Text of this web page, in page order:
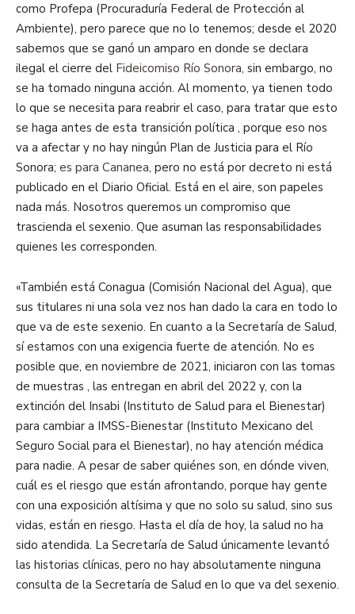
como Profepa (Procuraduría Federal de Protección al
Ambiente), pero parece que no lo tenemos; desde el 2020
sabemos que se ganó un amparo en donde se declara
ilegal el cierre del Fideicomiso Río Sonora, sin embargo, no
se ha tomado ninguna acción. Al momento, ya tienen todo
lo que se necesita para reabrir el caso, para tratar que esto
se haga antes de esta transición política , porque eso nos
va a afectar y no hay ningún Plan de Justicia para el Río
Sonora; es para Cananea, pero no está por decreto ni está
publicado en el Diario Oficial. Está en el aire, son papeles
nada más. Nosotros queremos un compromiso que
trascienda el sexenio. Que asuman las responsabilidades
quienes les corresponden.
«También está Conagua (Comisión Nacional del Agua), que
sus titulares ni una sola vez nos han dado la cara en todo lo
que va de este sexenio. En cuanto a la Secretaría de Salud,
sí estamos con una exigencia fuerte de atención. No es
posible que, en noviembre de 2021, iniciaron con las tomas
de muestras , las entregan en abril del 2022 y, con la
extinción del Insabi (Instituto de Salud para el Bienestar)
para cambiar a IMSS-Bienestar (Instituto Mexicano del
Seguro Social para el Bienestar), no hay atención médica
para nadie. A pesar de saber quiénes son, en dónde viven,
cuál es el riesgo que están afrontando, porque hay gente
con una exposición altísima y que no solo su salud, sino sus
vidas, están en riesgo. Hasta el día de hoy, la salud no ha
sido atendida. La Secretaría de Salud únicamente levantó
las historias clínicas, pero no hay absolutamente ninguna
consulta de la Secretaría de Salud en lo que va del sexenio.